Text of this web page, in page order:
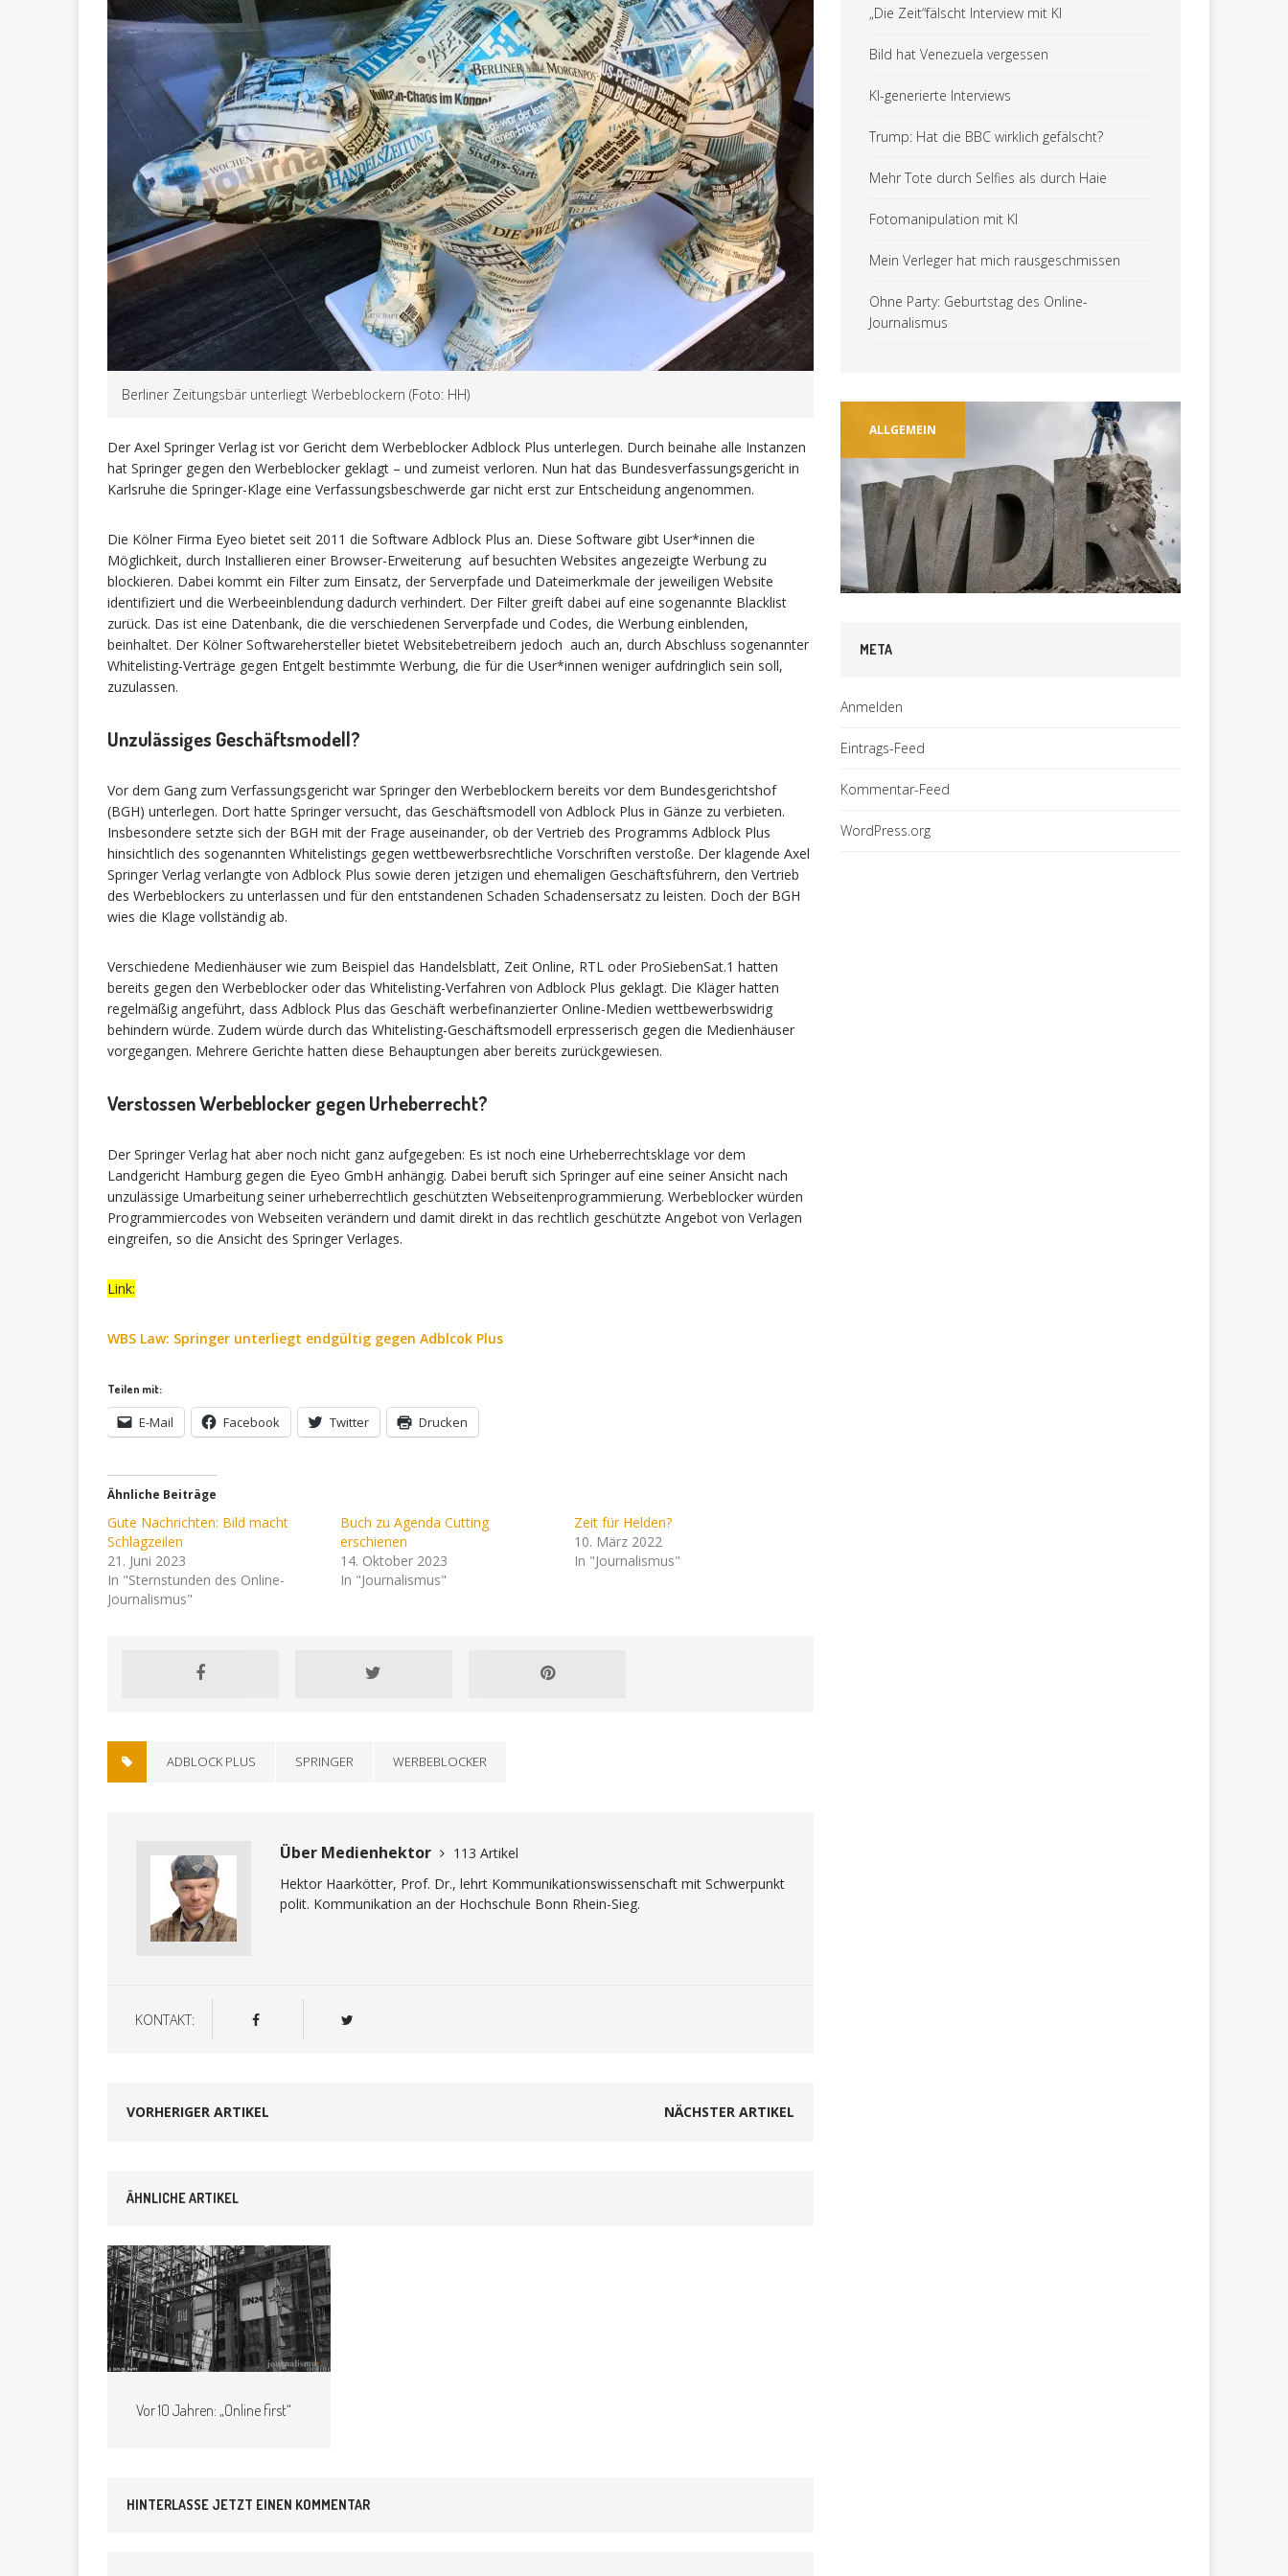
Berliner Zeitungsbär unterliegt Werbeblockern (Foto: HH)
Der Axel Springer Verlag ist vor Gericht dem Werbeblocker Adblock Plus unterlegen. Durch beinahe alle Instanzen
hat Springer gegen den Werbeblocker geklagt – und zumeist verloren. Nun hat das Bundesverfassungsgericht in
Karlsruhe die Springer-Klage eine Verfassungsbeschwerde gar nicht erst zur Entscheidung angenommen.
Die Kölner Firma Eyeo bietet seit 2011 die Software Adblock Plus an. Diese Software gibt User*innen die
Möglichkeit, durch Installieren einer Browser-Erweiterung auf besuchten Websites angezeigte Werbung zu
blockieren. Dabei kommt ein Filter zum Einsatz, der Serverpfade und Dateimerkmale der jeweiligen Website
identifiziert und die Werbeeinblendung dadurch verhindert. Der Filter greift dabei auf eine sogenannte Blacklist
zurück. Das ist eine Datenbank, die die verschiedenen Serverpfade und Codes, die Werbung einblenden,
beinhaltet. Der Kölner Softwarehersteller bietet Websitebetreibern jedoch auch an, durch Abschluss sogenannter
Whitelisting-Verträge gegen Entgelt bestimmte Werbung, die für die User*innen weniger aufdringlich sein soll,
zuzulassen.
Unzulässiges Geschäftsmodell?
Vor dem Gang zum Verfassungsgericht war Springer den Werbeblockern bereits vor dem Bundesgerichtshof
(BGH) unterlegen. Dort hatte Springer versucht, das Geschäftsmodell von Adblock Plus in Gänze zu verbieten.
Insbesondere setzte sich der BGH mit der Frage auseinander, ob der Vertrieb des Programms Adblock Plus
hinsichtlich des sogenannten Whitelistings gegen wettbewerbsrechtliche Vorschriften verstoße. Der klagende Axel
Springer Verlag verlangte von Adblock Plus sowie deren jetzigen und ehemaligen Geschäftsführern, den Vertrieb
des Werbeblockers zu unterlassen und für den entstandenen Schaden Schadensersatz zu leisten. Doch der BGH
wies die Klage vollständig ab.
Verschiedene Medienhäuser wie zum Beispiel das Handelsblatt, Zeit Online, RTL oder ProSiebenSat.1 hatten
bereits gegen den Werbeblocker oder das Whitelisting-Verfahren von Adblock Plus geklagt. Die Kläger hatten
regelmäßig angeführt, dass Adblock Plus das Geschäft werbefinanzierter Online-Medien wettbewerbswidrig
behindern würde. Zudem würde durch das Whitelisting-Geschäftsmodell erpresserisch gegen die Medienhäuser
vorgegangen. Mehrere Gerichte hatten diese Behauptungen aber bereits zurückgewiesen.
Verstossen Werbeblocker gegen Urheberrecht?
Der Springer Verlag hat aber noch nicht ganz aufgegeben: Es ist noch eine Urheberrechtsklage vor dem
Landgericht Hamburg gegen die Eyeo GmbH anhängig. Dabei beruft sich Springer auf eine seiner Ansicht nach
unzulässige Umarbeitung seiner urheberrechtlich geschützten Webseitenprogrammierung. Werbeblocker würden
Programmiercodes von Webseiten verändern und damit direkt in das rechtlich geschützte Angebot von Verlagen
eingreifen, so die Ansicht des Springer Verlages.
Link:
WBS Law: Springer unterliegt endgültig gegen Adblcok Plus
Teilen mit:
E-Mail Facebook Twitter Drucken
Ähnliche Beiträge
Gute Nachrichten: Bild macht
Schlagzeilen
21. Juni 2023
In "Sternstunden des Online-
Journalismus"
Buch zu Agenda Cutting
erschienen
14. Oktober 2023
In "Journalismus"
Zeit für Helden?
10. März 2022
In "Journalismus"
ADBLOCK PLUS SPRINGER WERBEBLOCKER
Über Medienhektor
113 Artikel
Hektor Haarkötter, Prof. Dr., lehrt Kommunikationswissenschaft mit Schwerpunkt
polit. Kommunikation an der Hochschule Bonn Rhein-Sieg.
KONTAKT:
VORHERIGER ARTIKEL NÄCHSTER ARTIKEL
ÄHNLICHE ARTIKEL
Vor 10 Jahren: „Online first“
HINTERLASSE JETZT EINEN KOMMENTAR
„Die Zeit“fälscht Interview mit KI
Bild hat Venezuela vergessen
KI-generierte Interviews
Trump: Hat die BBC wirklich gefälscht?
Mehr Tote durch Selfies als durch Haie
Fotomanipulation mit KI
Mein Verleger hat mich rausgeschmissen
Ohne Party: Geburtstag des Online-
Journalismus
ALLGEMEIN
META
Anmelden
Eintrags-Feed
Kommentar-Feed
WordPress.org